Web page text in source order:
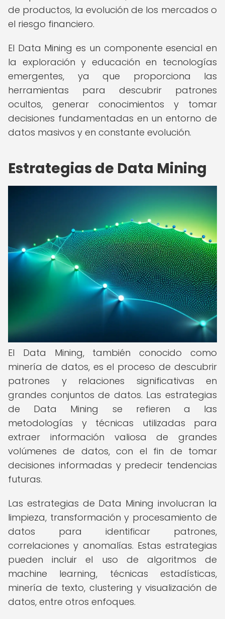
de productos, la evolución de los mercados o
el riesgo financiero.
El Data Mining es un componente esencial en
la exploración y educación en tecnologías
emergentes, ya que proporciona las
herramientas para descubrir patrones
ocultos, generar conocimientos y tomar
decisiones fundamentadas en un entorno de
datos masivos y en constante evolución.
Estrategias de Data Mining
El Data Mining, también conocido como
minería de datos, es el proceso de descubrir
patrones y relaciones significativas en
grandes conjuntos de datos. Las estrategias
de Data Mining se refieren a las
metodologías y técnicas utilizadas para
extraer información valiosa de grandes
volúmenes de datos, con el fin de tomar
decisiones informadas y predecir tendencias
futuras.
Las estrategias de Data Mining involucran la
limpieza, transformación y procesamiento de
datos para identificar patrones,
correlaciones y anomalías. Estas estrategias
pueden incluir el uso de algoritmos de
machine learning, técnicas estadísticas,
minería de texto, clustering y visualización de
datos, entre otros enfoques.